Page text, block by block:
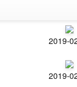
2019-
2019-